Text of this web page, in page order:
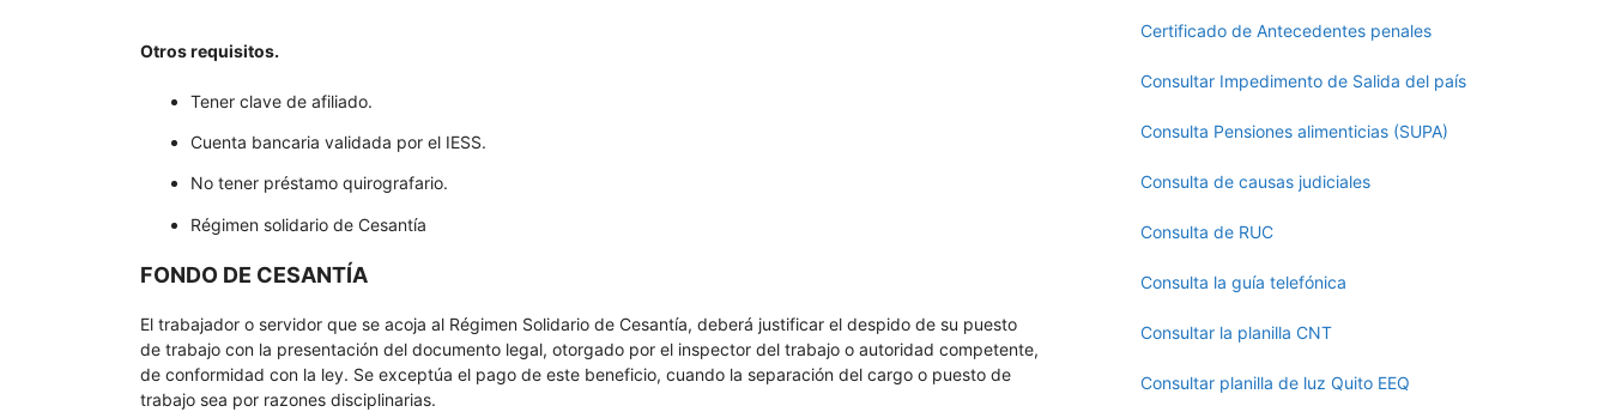
Otros requisitos.
Tener clave de afiliado.
Cuenta bancaria validada por el IESS.
No tener préstamo quirografario.
Régimen solidario de Cesantía
FONDO DE CESANTÍA
El trabajador o servidor que se acoja al Régimen Solidario de Cesantía, deberá justificar el despido de su puesto
de trabajo con la presentación del documento legal, otorgado por el inspector del trabajo o autoridad competente,
de conformidad con la ley. Se exceptúa el pago de este beneficio, cuando la separación del cargo o puesto de
trabajo sea por razones disciplinarias.
Certificado de Antecedentes penales
Consultar Impedimento de Salida del país
Consulta Pensiones alimenticias (SUPA)
Consulta de causas judiciales
Consulta de RUC
Consulta la guía telefónica
Consultar la planilla CNT
Consultar planilla de luz Quito EEQ